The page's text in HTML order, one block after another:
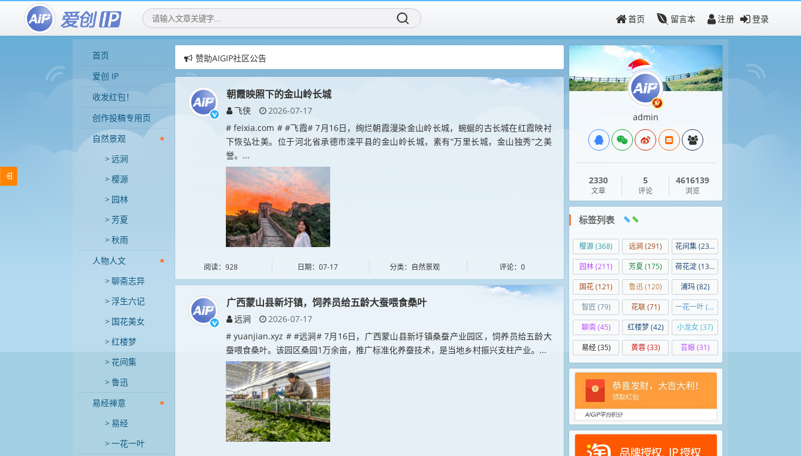
首页 留言本 注册 登录
首页
爱创 IP
收发红包！
创作投稿专用页
自然景观
远涧
樱源
园林
芳夏
秋雨
人物人文
聊斋志异
浮生六记
国花美女
红楼梦
花间集
鲁迅
易经禅意
易经
一花一叶
赞助AIGIP社区公告
爱创IP社区，用AI再创造传统IP！
爱创IP社区，招募社区新成员！
朝霞映照下的金山岭长城
飞侠
2026-07-17
# feixia.com # #飞霞# 7月16日，绚烂朝霞漫染金山岭长城，蜿蜒的古长城在红霞映衬
下恢弘壮美。位于河北省承德市滦平县的金山岭长城，素有“万里长城，金山独秀”之美
誉。...
阅读：928 日期：07-17 分类：自然景观 评论：0
广西蒙山县新圩镇，饲养员给五龄大蚕喂食桑叶
远涧
2026-07-17
# yuanjian.xyz # #远涧# 7月16日，广西蒙山县新圩镇桑蚕产业园区，饲养员给五龄大
蚕喂食桑叶。该园区桑园1万余亩，推广标准化养蚕技术，是当地乡村振兴支柱产业。...
admin
2330
文章
5
评论
4616139
浏览
标签列表
樱源(368) 远涧 (291) 花间集(236)
园林(211) 芳夏 (175) 荷花淀(138)
国花(121) 鲁迅(120) 浦玛(82)
智匠 (79) 花联(71) 一花一叶(50)
聊斋(45) 红楼梦(42) 小龙女(37)
易经(35) 黄蓉(33) 芸娘(31)